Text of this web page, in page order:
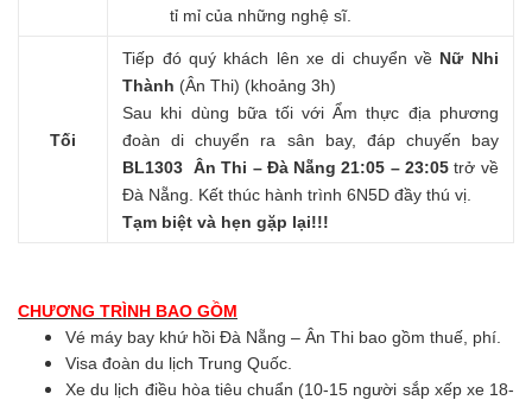
tỉ mỉ của những nghệ sĩ.
Tối
Tiếp đó quý khách lên xe di chuyển về Nữ Nhi
Thành (Ân Thi) (khoảng 3h)
Sau khi dùng bữa tối với Ẩm thực địa phương
đoàn di chuyển ra sân bay, đáp chuyến bay
BL1303 Ân Thi – Đà Nẵng 21:05 – 23:05 trở về
Đà Nẵng. Kết thúc hành trình 6N5D đầy thú vị.
Tạm biệt và hẹn gặp lại!!!
CHƯƠNG TRÌNH BAO GỒM
Vé máy bay khứ hồi Đà Nẵng – Ân Thi bao gồm thuế, phí.
Visa đoàn du lịch Trung Quốc.
Xe du lịch điều hòa tiêu chuẩn (10-15 người sắp xếp xe 18-